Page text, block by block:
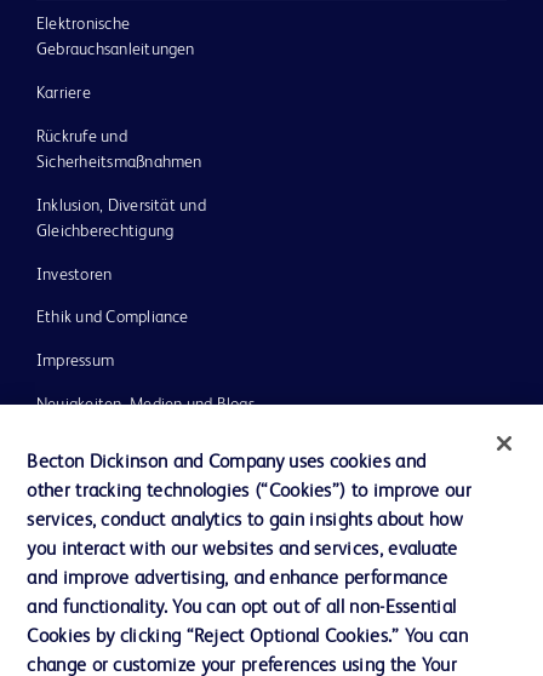
Elektronische
Gebrauchsanleitungen
Karriere
Rückrufe und
Sicherheitsmaßnahmen
Inklusion, Diversität und
Gleichberechtigung
Investoren
Ethik und Compliance
Impressum
Neuigkeiten, Medien und Blogs
Unser Unternehmen
AGB
Kontaktieren Sie uns
Becton Dickinson and Company uses cookies and
other tracking technologies (“Cookies”) to improve our
services, conduct analytics to gain insights about how
you interact with our websites and services, evaluate
and improve advertising, and enhance performance
and functionality. You can opt out of all non-Essential
Cookies by clicking “Reject Optional Cookies.” You can
change or customize your preferences using the Your